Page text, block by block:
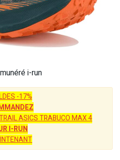
i-run
-17%
ASICS TRABUCO MAX 4
I-RUN